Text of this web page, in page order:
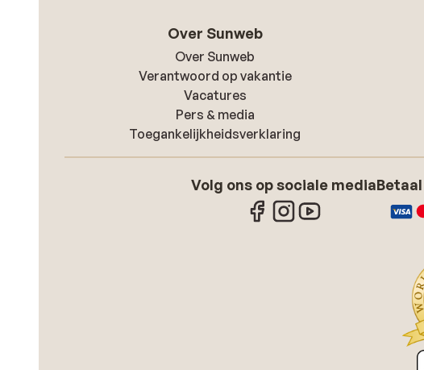
Over Sunweb
Over Sunweb
Verantwoord op vakantie
Vacatures
Pers & media
Toegankelijkheidsverklaring
Volg ons op sociale media